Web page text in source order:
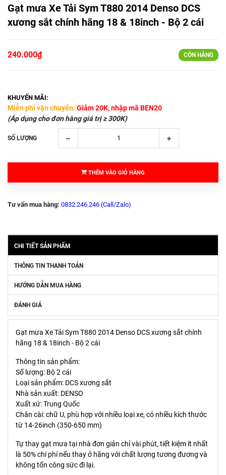
Gạt mưa Xe Tải Sym T880 2014 Denso DCS
xương sắt chính hãng 18 & 18inch - Bộ 2 cái
240.000₫ CÒN HÀNG
KHUYẾN MÃI:
Miễn phí vận chuyển: Giảm 20K, nhập mã BEN20
(Áp dụng cho đơn hàng giá trị ≥ 300K)
SỐ LƯỢNG
THÊM VÀO GIỎ HÀNG
Tư vấn mua hàng: 0832.246.246 (Call/Zalo)
CHI TIẾT SẢN PHẨM
THÔNG TIN THANH TOÁN
HƯỚNG DẪN MUA HÀNG
ĐÁNH GIÁ
Gạt mưa Xe Tải Sym T880 2014 Denso DCS xương sắt chính
hãng 18 & 18inch - Bộ 2 cái
Thông tin sản phẩm:
Số lượng: Bộ 2 cái
Loại sản phẩm: DCS xương sắt
Nhà sản xuất: DENSO
Xuất xứ: Trung Quốc
Chân cài: chữ U, phù hợp với nhiều loại xe, có nhiều kích thước
từ 14-26inch (350-650 mm)
Tự thay gạt mưa tại nhà đơn giản chỉ vài phút, tiết kiệm ít nhất
là 50% chi phí nếu thay ở hãng với chất lượng tương đương và
không tốn công sức đi lại.